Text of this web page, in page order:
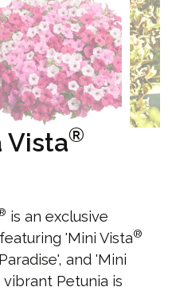
Vista®
is an exclusive
'Mini Vista®
Paradise', and 'Mini
Petunia is